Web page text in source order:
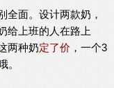
全面。设计两款奶，
给上班的人在路上
两种奶定了价 ，一个3
。